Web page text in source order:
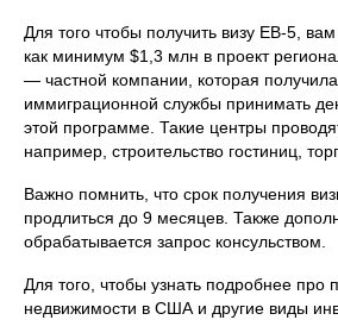
Для того чтобы получить визу ЕB-5,
как минимум $1,3 млн в проект
— частной компании, которая
иммиграционной службы принимать
этой программе. Такие центры
например, строительство гостиниц,
Важно помнить, что срок получения
продлиться до 9 месяцев. Также
обрабатывается запрос консульством.
Для того, чтобы узнать подробнее про
недвижимости в США и другие виды